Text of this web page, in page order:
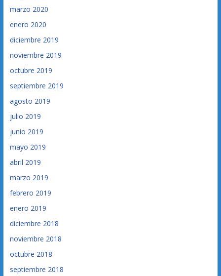
marzo 2020
enero 2020
diciembre 2019
noviembre 2019
octubre 2019
septiembre 2019
agosto 2019
julio 2019
junio 2019
mayo 2019
abril 2019
marzo 2019
febrero 2019
enero 2019
diciembre 2018
noviembre 2018
octubre 2018
septiembre 2018